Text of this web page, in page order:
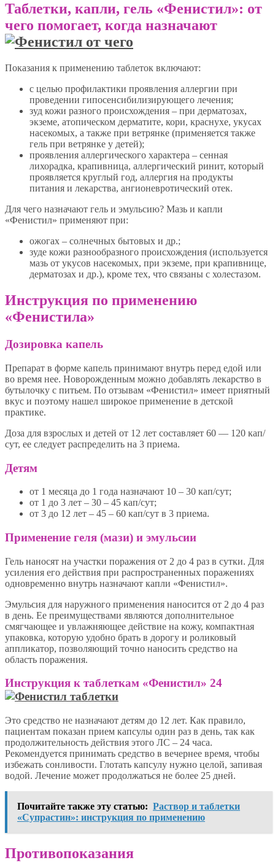
Таблетки, капли, гель «Фенистил»: от
чего помогает, когда назначают
Показания к применению таблеток включают:
с целью профилактики проявления аллергии при
проведении гипосенсибилизирующего лечения;
зуд кожи разного происхождения – при дерматозах,
экземе, атопическом дерматите, кори, краснухе, укусах
насекомых, а также при ветрянке (применяется также
гель при ветрянке у детей);
проявления аллергического характера – сенная
лихорадка, крапивница, аллергический ринит, который
проявляется круглый год, аллергия на продукты
питания и лекарства, ангионевротический отек.
Для чего назначают гель и эмульсию? Мазь и капли
«Фенистил» применяют при:
ожогах – солнечных бытовых и др.;
зуде кожи разнообразного происхождения (используется
мазь от укусов насекомых, при экземе, при крапивнице,
дерматозах и др.), кроме тех, что связаны с холестазом.
Инструкция по применению
«Фенистила»
Дозировка капель
Препарат в форме капель принимают внутрь перед едой или
во время нее. Новорожденным можно добавлять лекарство в
бутылочку с питьем. По отзывам «Фенистил» имеет приятный
вкус и поэтому нашел широкое применение в детской
практике.
Доза для взрослых и детей от 12 лет составляет 60 — 120 кап/
сут, ее следует распределить на 3 приема.
Детям
от 1 месяца до 1 года назначают 10 – 30 кап/сут;
от 1 до 3 лет – 30 – 45 кап/сут;
от 3 до 12 лет – 45 – 60 кап/сут в 3 приема.
Применение геля (мази) и эмульсии
Гель наносят на участки поражения от 2 до 4 раз в сутки. Для
усиления его действия при распространенных поражениях
одновременно внутрь назначают капли «Фенистил».
Эмульсия для наружного применения наносится от 2 до 4 раз
в день. Ее преимуществами являются дополнительное
смягчающее и увлажняющее действие на кожу, компактная
упаковка, которую удобно брать в дорогу и роликовый
аппликатор, позволяющий точно наносить средство на
область поражения.
Инструкция к таблеткам «Фенистил» 24
Это средство не назначают детям до 12 лет. Как правило,
пациентам показан прием капсулы один раз в день, так как
продолжительность действия этого ЛС – 24 часа.
Рекомендуется принимать средство в вечернее время, чтобы
избежать сонливости. Глотать капсулу нужно целой, запивая
водой. Лечение может продолжаться не более 25 дней.
Почитайте также эту статью: Раствор и таблетки
«Супрастин»: инструкция по применению
Противопоказания